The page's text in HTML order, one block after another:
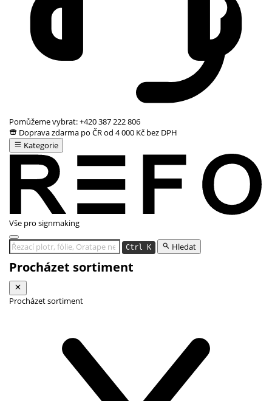
Pomůžeme vybrat:+420 387 222 806
Doprava zdarma po ČR od 4 000 Kč bez DPH
Kategorie
Vše pro signmaking
Ctrl K Hledat
Procházet sortiment
Procházet sortiment